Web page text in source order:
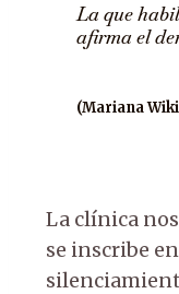
La que
afirma el
(Mariana
La clínica
se inscribe